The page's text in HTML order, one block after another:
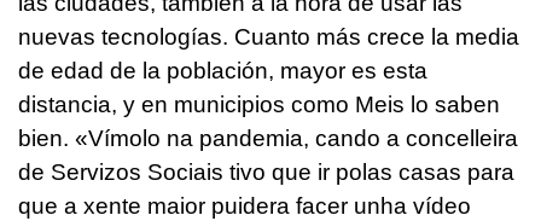
nuevas tecnologías. Cuanto más crece la media
de edad de la población, mayor es esta
distancia, y en municipios como Meis lo saben
bien. «Vímolo na pandemia, cando a concelleira
de Servizos Sociais tivo que ir polas casas para
que a xente maior puidera facer unha vídeo